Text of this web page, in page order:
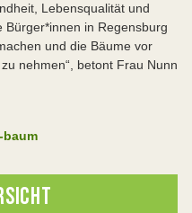
Lebensqualität und
Bürger*innen in Regensburg
und die Bäume vor
nehmen“, betont Frau Nunn
baum